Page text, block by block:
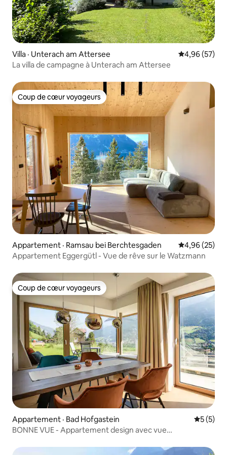
Villa · Unterach am Attersee Note
4,96 (57)
La villa de campagne à Unterach am Attersee
Coup de cœur voyageurs
Coup de cœur voyageurs
Appartement · Ramsau bei Berchtesgaden Note
4,96 (25)
Appartement Eggergütl - Vue de rêve sur le Watzmann
Coup de cœur voyageurs
Coup de cœur voyageurs
Appartement · Bad Hofgastein Note
5 (5)
BONNE VUE - Appartement design avec vue